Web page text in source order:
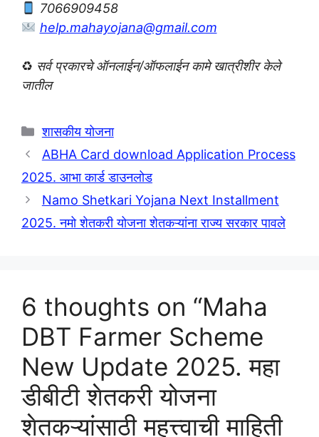
7066909458
help.mahayojana@gmail.com
♻ सर्व प्रकारचे ऑनलाईन/ऑफलाईन कामे खात्रीशीर केले
जातील
Categories
शासकीय योजना
ABHA Card download Application Process
2025. आभा कार्ड डाउनलोड
Namo Shetkari Yojana Next Installment
2025. नमो शेतकरी योजना शेतकऱ्यांना राज्य सरकार पावले
6 thoughts on “Maha
DBT Farmer Scheme
New Update 2025. महा
डीबीटी शेतकरी योजना
शेतकऱ्यांसाठी महत्त्वाची माहिती